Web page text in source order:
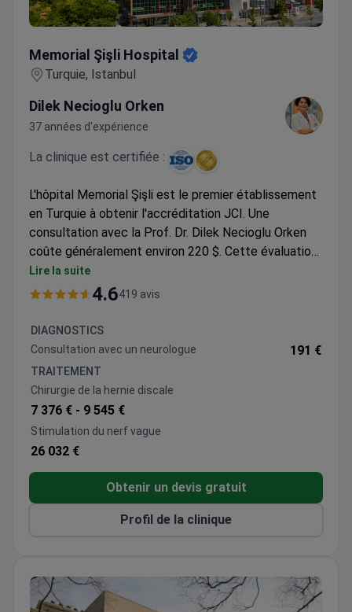
Memorial Şişli Hospital
Turquie, Istanbul
Dilek Necioglu Orken
37 années d'expérience
La clinique est certifiée :
L'hôpital Memorial Şişli est le premier établissement
en Turquie à obtenir l'accréditation JCI. Une
consultation avec la Prof. Dr. Dilek Necioglu Orken
coûte généralement environ 220 $. Cette évaluation
couvre les fonctions cognitives et les évaluations de
l'hypertension. La Prof. Dr. Dilek Necioglu Orken
domaine. Elle a précédemment occupé le poste de
chef du département de neurologie à l'université des
sciences Demiroglu. L'hôpital suit les normes
internationales de sécurité des patients pour tous
les dépistages diagnostiques. Le prix final peut
patient lors de la visite.
Lire la suite
4.6419 avis
DIAGNOSTICS
Consultation avec un neurologue
191 €
TRAITEMENT
Chirurgie de la hernie discale
7 376 € - 9 545 €
Stimulation du nerf vague
26 032 €
Obtenir un devis gratuit
Profil de la clinique